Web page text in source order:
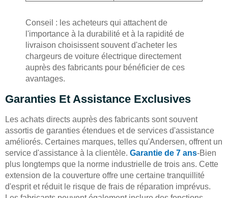
Conseil : les acheteurs qui attachent de
l'importance à la durabilité et à la rapidité de
livraison choisissent souvent d'acheter les
chargeurs de voiture électrique directement
auprès des fabricants pour bénéficier de ces
avantages.
Garanties Et Assistance Exclusives
Les achats directs auprès des fabricants sont souvent
assortis de garanties étendues et de services d'assistance
améliorés. Certaines marques, telles qu'Andersen, offrent un
service d'assistance à la clientèle. Garantie de 7 ans-Bien
plus longtemps que la norme industrielle de trois ans. Cette
extension de la couverture offre une certaine tranquillité
d'esprit et réduit le risque de frais de réparation imprévus.